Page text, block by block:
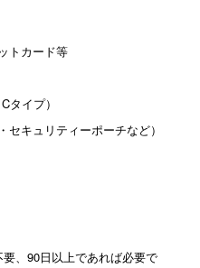
トカード等
タイプ）
キュリティーポーチなど）
、90日以上であれば必要で